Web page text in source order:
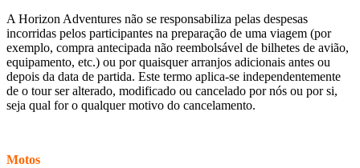
A Horizon Adventures não se responsabiliza pelas despesas
incorridas pelos participantes na preparação de uma viagem (por
exemplo, compra antecipada não reembolsável de bilhetes de avião,
equipamento, etc.) ou por quaisquer arranjos adicionais antes ou
depois da data de partida. Este termo aplica-se independentemente
de o tour ser alterado, modificado ou cancelado por nós ou por si,
seja qual for o qualquer motivo do cancelamento.
Motos